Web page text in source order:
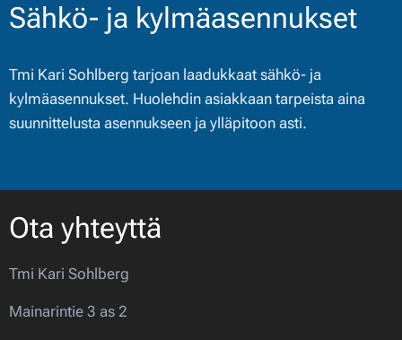
Sähkö- ja kylmäasennukset
Tmi Kari Sohlberg tarjoan laadukkaat sähkö- ja
kylmäasennukset. Huolehdin asiakkaan tarpeista aina
suunnittelusta asennukseen ja ylläpitoon asti.
Ota yhteyttä
Tmi Kari Sohlberg
Mainarintie 3 as 2